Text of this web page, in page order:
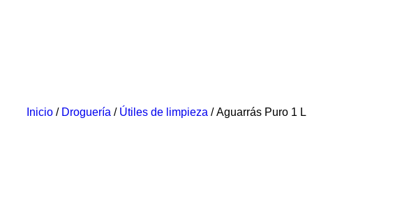
Inicio / Droguería / Útiles de limpieza / Aguarrás Puro 1 L